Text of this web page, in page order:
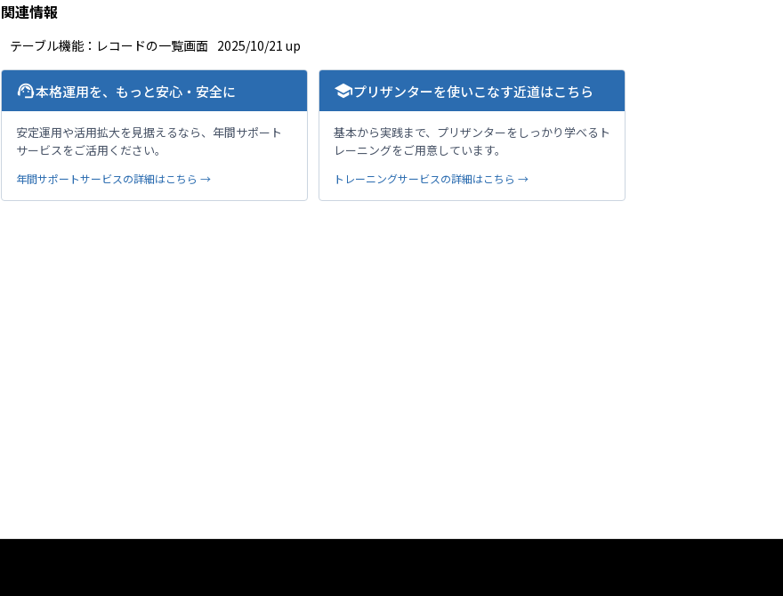
関連情報
テーブル機能：レコードの一覧画面 2025/10/21 up
support_agent本格運用を、もっと安心・安全に
安定運用や活用拡大を見据えるなら、年間サポート
サービスをご活用ください。
年間サポートサービスの詳細はこちら →
schoolプリザンターを使いこなす近道はこちら
基本から実践まで、プリザンターをしっかり学べるト
レーニングをご用意しています。
トレーニングサービスの詳細はこちら →